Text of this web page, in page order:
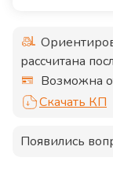
рассчитана
Возможна
Скачать КП
Появились